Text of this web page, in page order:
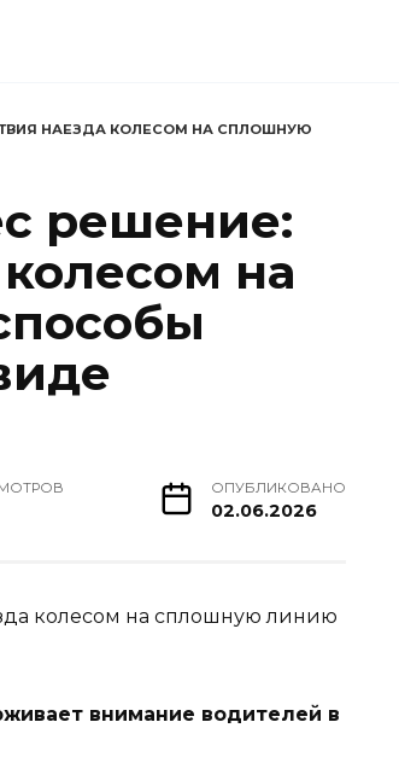
НАЕЗДА КОЛЕСОМ НА СПЛОШНУЮ
решение:
на
ОПУБЛИКОВАНО
02.06.2026
внимание водителей в